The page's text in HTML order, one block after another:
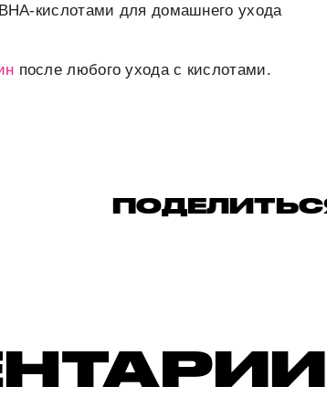
кислотами для домашнего ухода
после любого ухода с кислотами.